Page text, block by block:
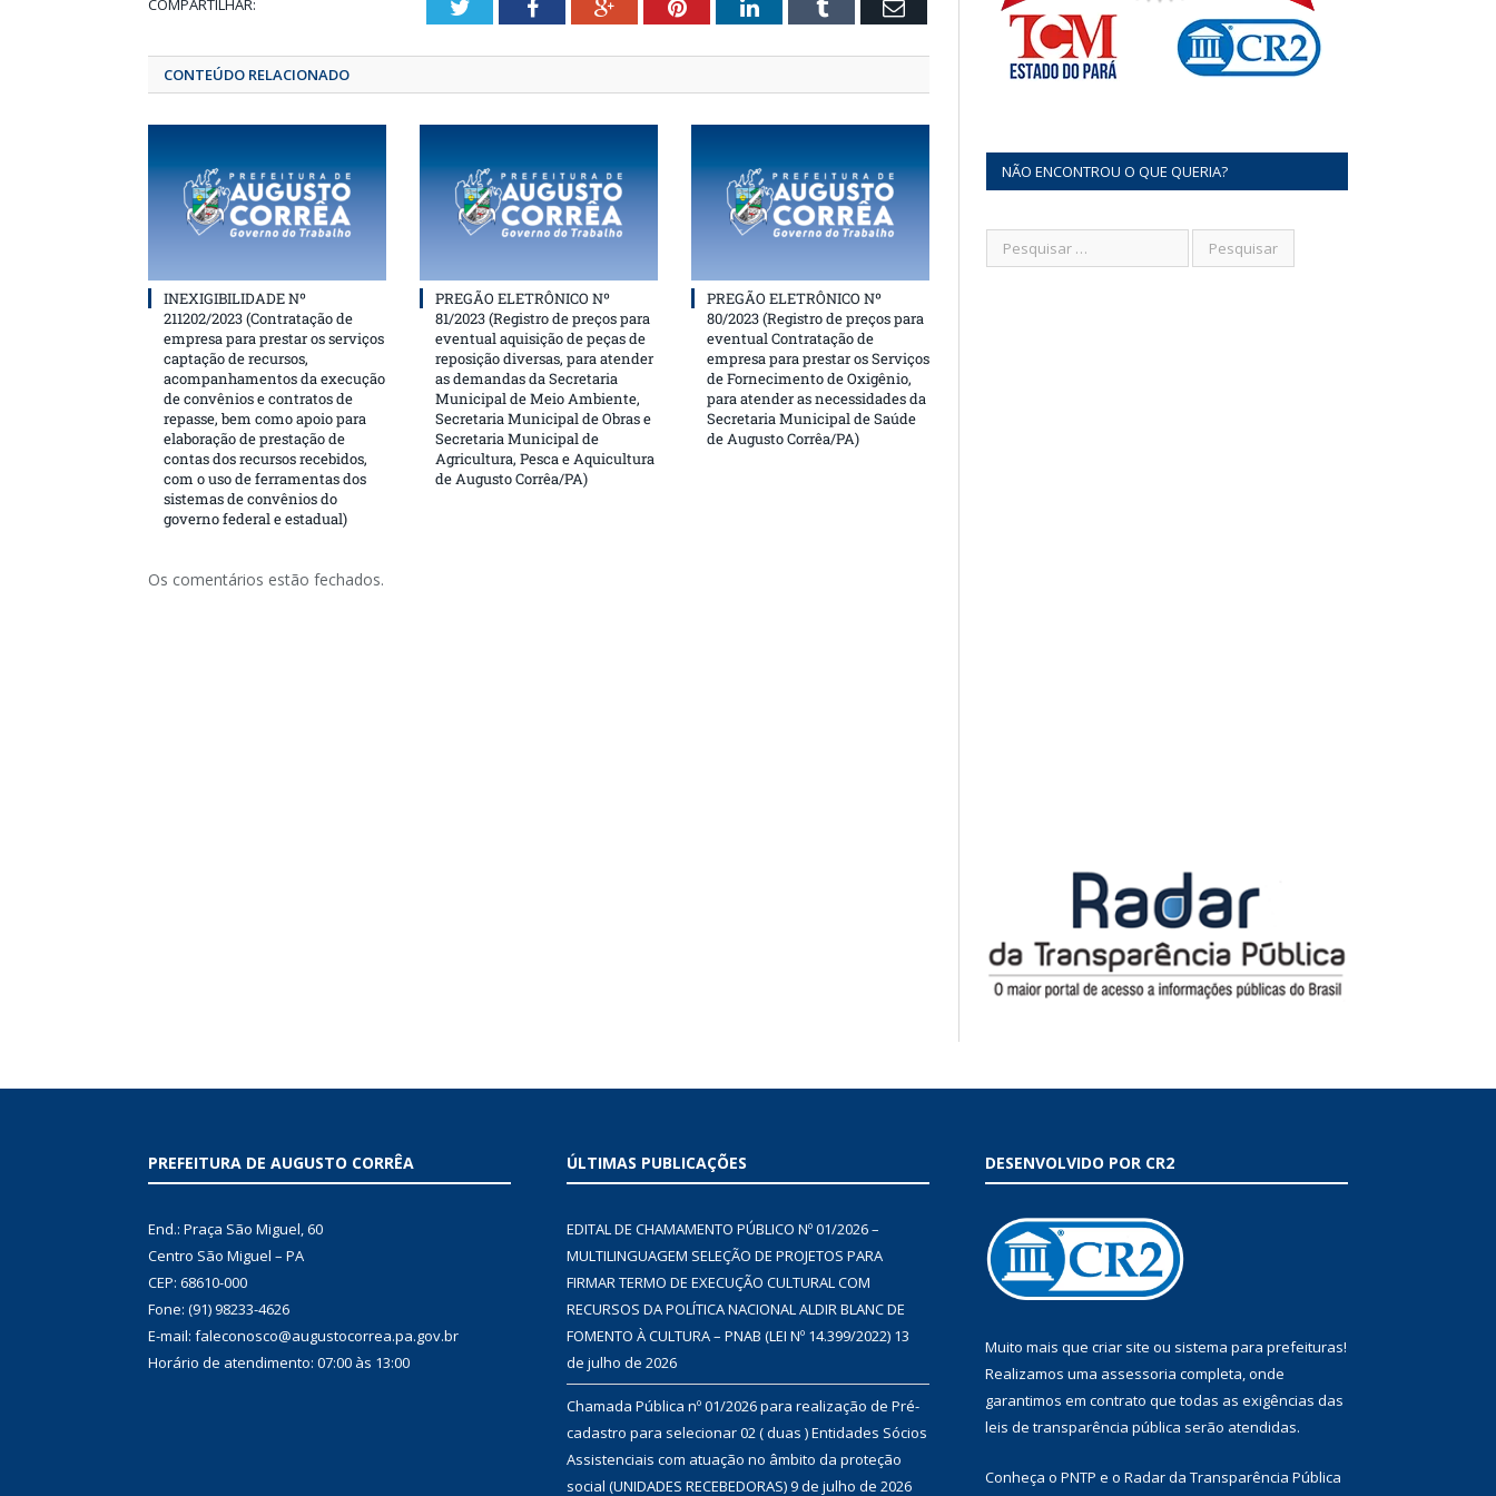
COMPARTILHAR: TwitterFacebookGoogle+Pinterest
LinkedInTumblrEmail
CONTEÚDO RELACIONADO
INEXIGIBILIDADE Nº
211202/2023 (Contratação de
empresa para prestar os serviços
captação de recursos,
acompanhamentos da execução
de convênios e contratos de
repasse, bem como apoio para
elaboração de prestação de
contas dos recursos recebidos,
com o uso de ferramentas dos
sistemas de convênios do
governo federal e estadual)
PREGÃO ELETRÔNICO Nº
81/2023 (Registro de preços para
eventual aquisição de peças de
reposição diversas, para atender
as demandas da Secretaria
Municipal de Meio Ambiente,
Secretaria Municipal de Obras e
Secretaria Municipal de
Agricultura, Pesca e Aquicultura
de Augusto Corrêa/PA)
PREGÃO ELETRÔNICO Nº
80/2023 (Registro de preços para
eventual Contratação de
empresa para prestar os Serviços
de Fornecimento de Oxigênio,
para atender as necessidades da
Secretaria Municipal de Saúde
de Augusto Corrêa/PA)
Os comentários estão fechados.
NÃO ENCONTROU O QUE QUERIA?
PREFEITURA DE AUGUSTO CORRÊA
End.: Praça São Miguel, 60
Centro São Miguel – PA
CEP: 68610-000
Fone: (91) 98233-4626
E-mail: faleconosco@augustocorrea.pa.gov.br
Horário de atendimento: 07:00 às 13:00
ÚLTIMAS PUBLICAÇÕES
EDITAL DE CHAMAMENTO PÚBLICO Nº 01/2026 –
MULTILINGUAGEM SELEÇÃO DE PROJETOS PARA
FIRMAR TERMO DE EXECUÇÃO CULTURAL COM
RECURSOS DA POLÍTICA NACIONAL ALDIR BLANC DE
FOMENTO À CULTURA – PNAB (LEI Nº 14.399/2022) 13
de julho de 2026
Chamada Pública nº 01/2026 para realização de Pré-
cadastro para selecionar 02 ( duas ) Entidades Sócios
Assistenciais com atuação no âmbito da proteção
social (UNIDADES RECEBEDORAS)9 de julho de 2026
DESENVOLVIDO POR CR2
Muito mais que criar site ou sistema para prefeituras!
Realizamos uma assessoria completa, onde
garantimos em contrato que todas as exigências das
leis de transparência pública serão atendidas.
Conheça o PNTP e o Radar da Transparência Pública